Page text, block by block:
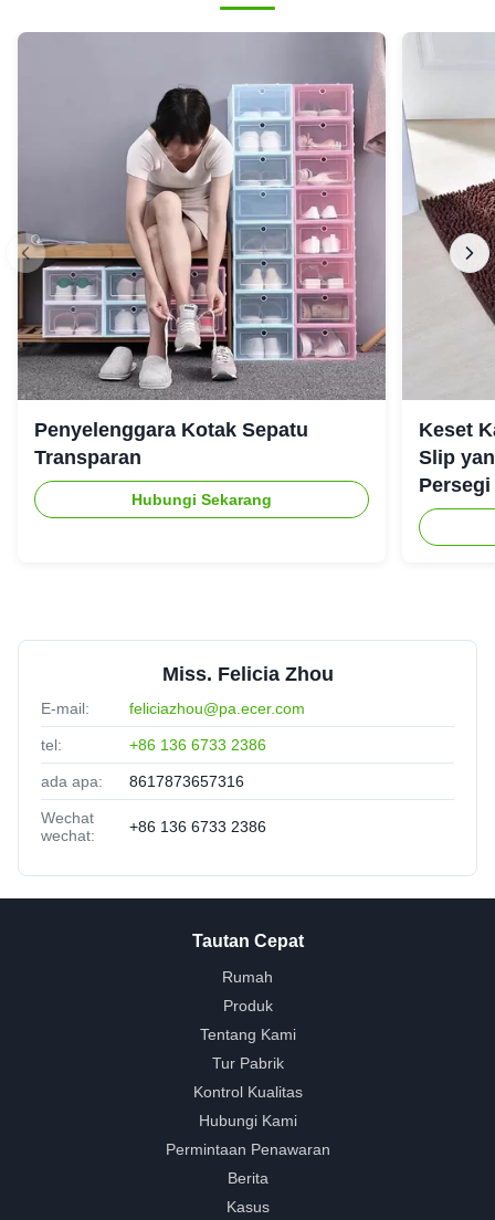
Penyelenggara Kotak Sepatu
Transparan
Hubungi Sekarang
Keset
Slip
Miss. Felicia Zhou
E-mail: feliciazhou@pa.ecer.com
tel: +86 136 6733 2386
ada apa: 8617873657316
Wechat
wechat:
+86 136 6733 2386
Tautan Cepat
Rumah
Produk
Tentang Kami
Tur Pabrik
Kontrol Kualitas
Hubungi Kami
Permintaan Penawaran
Berita
Kasus